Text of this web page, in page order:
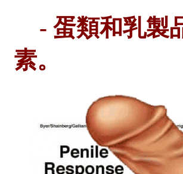
- 蛋類和乳製
素。